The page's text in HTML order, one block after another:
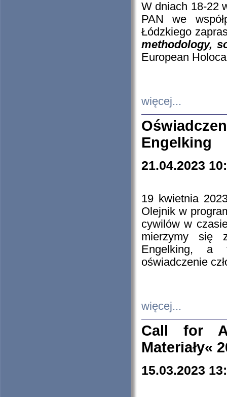
W dniach 18-22
PAN we
Łódzkiego
methodology,
European
więcej...
Engelking
21.04.2023
19 kwietnia
Olejnik w
cywilów w
mierzymy się
Engelking, a
oświadczenie
więcej...
Call for
Materiały«
15.03.2023